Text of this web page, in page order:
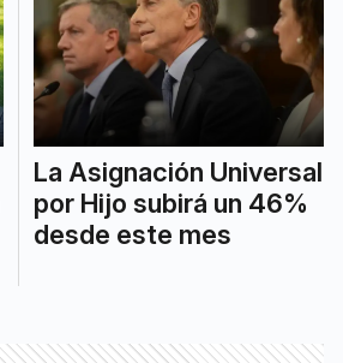
La Asignación Universal
por Hijo subirá un 46%
desde este mes